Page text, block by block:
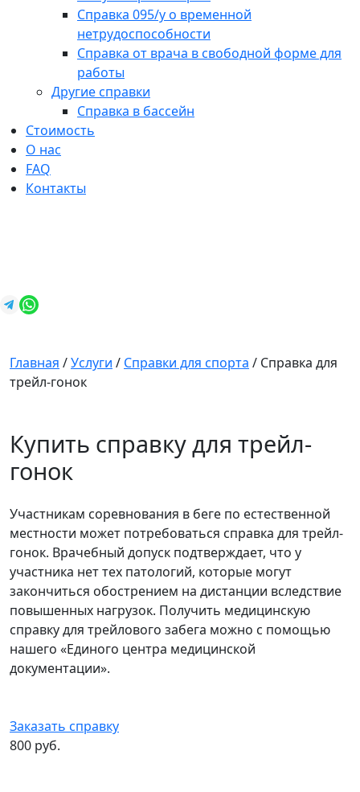
Справка 095/у о временной
нетрудоспособности
Справка от врача в свободной форме для
работы
Другие справки
Справка в бассейн
Стоимость
О нас
FAQ
Контакты
Главная /Услуги / Справки для спорта / Справка для
трейл-гонок
Купить справку для трейл-
гонок
Участникам соревнования в беге по естественной
местности может потребоваться справка для трейл-
гонок. Врачебный допуск подтверждает, что у
участника нет тех патологий, которые могут
закончиться обострением на дистанции вследствие
повышенных нагрузок. Получить медицинскую
справку для трейлового забега можно с помощью
нашего «Единого центра медицинской
документации».
Заказать справку
800 руб.